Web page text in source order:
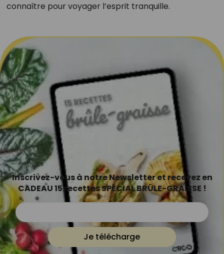
connaître pour voyager l’esprit tranquille.
Inscrivez-vous à notre Newsletter et recevez en
CADEAU 15 recettes SPÉCIAL BRÛLE-GRAISSE !
Je télécharge